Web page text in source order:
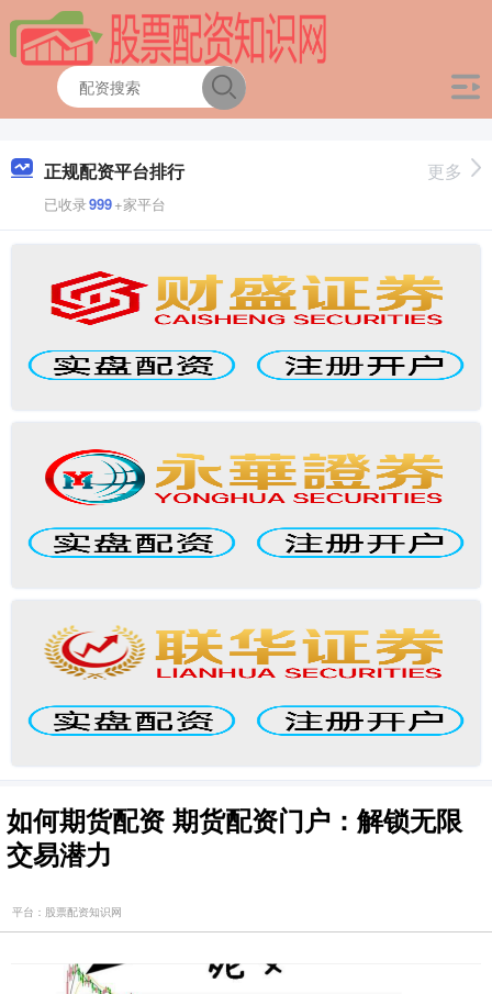
正规配资平台排行
已收录999+家平台
更多
如何期货配资 期货配资门户：解锁无限
交易潜力
平台：股票配资知识网